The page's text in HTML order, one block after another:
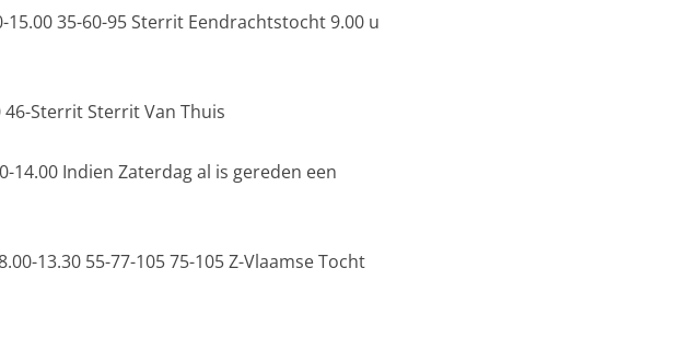
35-60-95 Sterrit Eendrachtstocht 9.00 u
Sterrit Sterrit Van Thuis
14.00 Indien Zaterdag al is gereden een
13.30 55-77-105 75-105 Z-Vlaamse Tocht